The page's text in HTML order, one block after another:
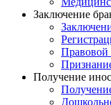
Заключение
Правовой
Получение